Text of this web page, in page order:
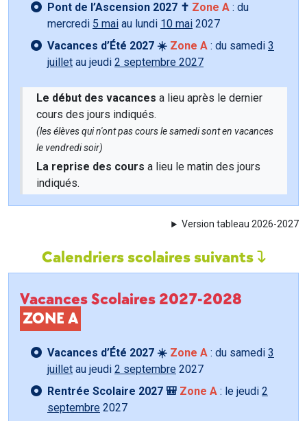
Pont de l’Ascension 2027 ✝️ Zone A : du
mercredi 5 mai au lundi 10 mai 2027
Vacances d’Été 2027 ☀️ Zone A : du samedi 3
juillet au jeudi 2 septembre 2027
Le début des vacances a lieu après le dernier
cours des jours indiqués.
(les élèves qui n'ont pas cours le samedi sont en vacances
le vendredi soir)
La reprise des cours a lieu le matin des jours
indiqués.
Version tableau 2026-2027
Calendriers scolaires suivants
Vacances Scolaires 2027-2028
ZONE A
Vacances d’Été 2027 ☀️ Zone A : du samedi 3
juillet au jeudi 2 septembre 2027
Rentrée Scolaire 2027 🎒 Zone A : le jeudi 2
septembre 2027